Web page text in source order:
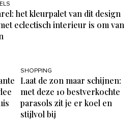
het kleurpalet van dit design
eclectisch interieur is om van
SHOPPING
Laat de zon maar schijnen:
met deze 10 bestverkochte
parasols zit je er koel en
stijlvol bij